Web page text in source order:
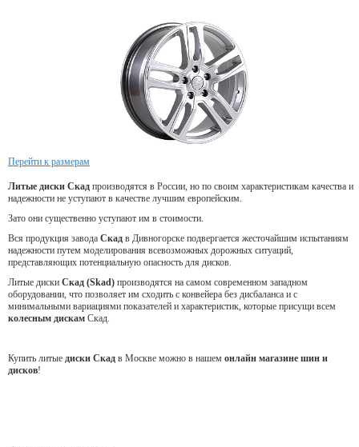
Перейти к размерам
Литые диски Скад производятся в России, но по своим характеристикам качества и
надежности не уступают в качестве лучшим европейским.
Зато они существенно уступают им в стоимости.
Вся продукция завода Скад в Дивногорске подвергается жесточайшим испытаниям
надежности путем моделирования всевозможных дорожных ситуаций,
представляющих потенциальную опасность для дисков.
Литые диски Скад (Skad) производятся на самом современном западном
оборудовании, что позволяет им сходить с конвейера без дисбаланса и с
минимальными вариациями показателей и характеристик, которые присущи всем
колесным дискам Скад.
Купить литые диски Скад в Москве можно в нашем онлайн магазине шин и
дисков!